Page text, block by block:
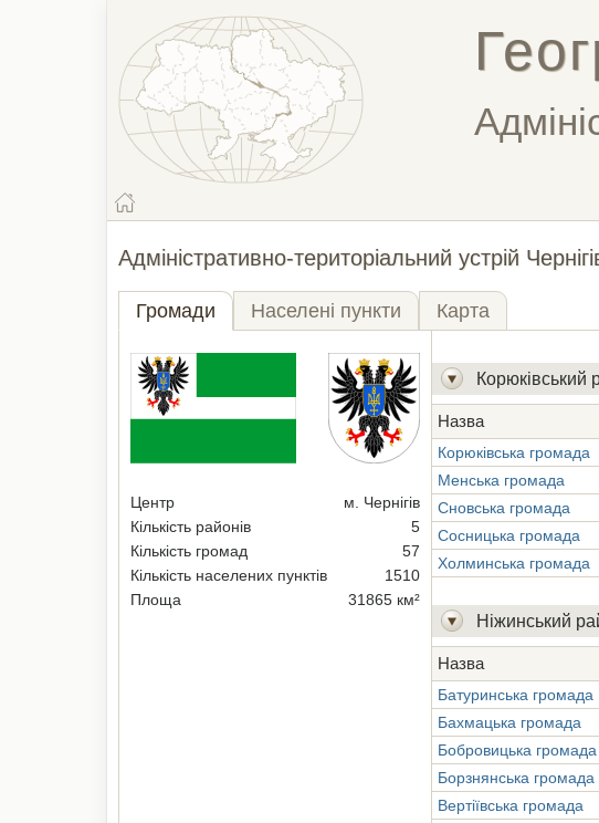
Адміністративно-територіальний устрій
Громади Населені пункти Карта
Центр
м. Чернігів
Кількість районів
5
Кількість громад
57
Кількість населених пунктів
1510
Площа
31865 км²
Корюківський
Назва
Корюківська громада
Менська громада
Сновська громада
Сосницька громада
Холминська громада
Ніжинський
Назва
Батуринська громада
Бахмацька громада
Бобровицька громада
Борзнянська громада
Вертіївська громада